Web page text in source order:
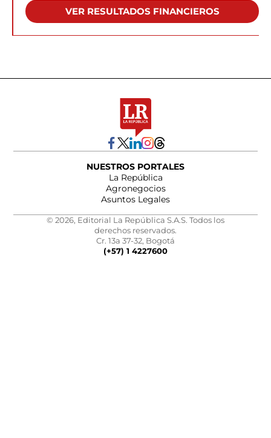
VER RESULTADOS FINANCIEROS
NUESTROS PORTALES
La República
Agronegocios
Asuntos Legales
© 2026, Editorial La República S.A.S. Todos los
derechos reservados.
Cr. 13a 37-32, Bogotá
(+57) 1 4227600